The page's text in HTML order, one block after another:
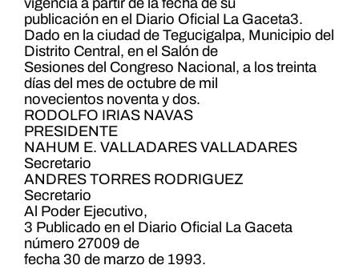
vigencia a partir de la fecha de su
publicación en el Diario Oficial La Gaceta3.
Dado en la ciudad de Tegucigalpa, Municipio del
Distrito Central, en el Salón de
Sesiones del Congreso Nacional, a los treinta
días del mes de octubre de mil
novecientos noventa y dos.
RODOLFO IRIAS NAVAS
PRESIDENTE
NAHUM E. VALLADARES VALLADARES
Secretario
ANDRES TORRES RODRIGUEZ
Secretario
Al Poder Ejecutivo,
3 Publicado en el Diario Oficial La Gaceta
número 27009 de
fecha 30 de marzo de 1993.